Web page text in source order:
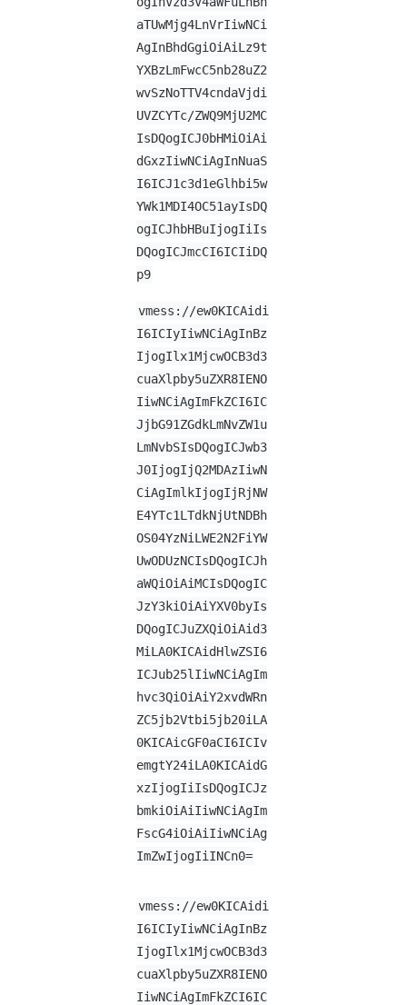
aTUwMjg4LnVrIiwNCi
AgInBhdGgiOiAiLz9t
YXBzLmFwcC5nb28uZ2
wvSzNoTTV4cndaVjdi
UVZCYTc/ZWQ9MjU2MC
IsDQogICJ0bHMiOiAi
dGxzIiwNCiAgInNuaS
I6ICJ1c3d1eGlhbi5w
YWk1MDI4OC51ayIsDQ
ogICJhbHBuIjogIiIs
DQogICJmcCI6ICIiDQ
p9
vmess://ew0KICAidi
I6ICIyIiwNCiAgInBz
IjogIlx1MjcwOCB3d3
cuaXlpby5uZXR8IENO
IiwNCiAgImFkZCI6IC
JjbG91ZGdkLmNvZW1u
LmNvbSIsDQogICJwb3
J0IjogIjQ2MDAzIiwN
CiAgImlkIjogIjRjNW
E4YTc1LTdkNjUtNDBh
OS04YzNiLWE2N2FiYW
UwODUzNCIsDQogICJh
aWQiOiAiMCIsDQogIC
JzY3kiOiAiYXV0byIs
DQogICJuZXQiOiAid3
MiLA0KICAidHlwZSI6
ICJub25lIiwNCiAgIm
hvc3QiOiAiY2xvdWRn
ZC5jb2Vtbi5jb20iLA
0KICAicGF0aCI6ICIv
emgtY24iLA0KICAidG
xzIjogIiIsDQogICJz
bmkiOiAiIiwNCiAgIm
FscG4iOiAiIiwNCiAg
ImZwIjogIiINCn0=
vmess://ew0KICAidi
I6ICIyIiwNCiAgInBz
IjogIlx1MjcwOCB3d3
cuaXlpby5uZXR8IENO
IiwNCiAgImFkZCI6IC